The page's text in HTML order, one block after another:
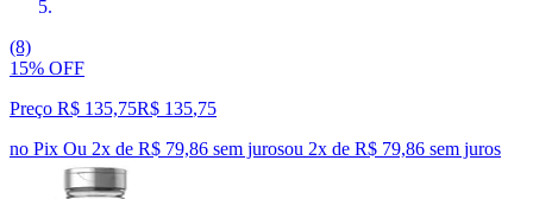
(8)
15% OFF
Preço R$ 135,75R$ 135,75
no Pix Ou 2x de R$ 79,86 sem jurosou 2x de R$ 79,86 sem juros